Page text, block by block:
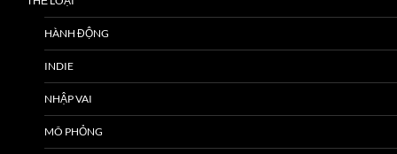
HÀNH ĐỘNG
INDIE
NHẬP VAI
MÔ PHỎNG